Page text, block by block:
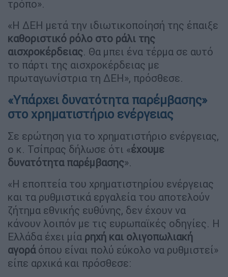
τρόπο».
«Η ΔΕΗ μετά την ιδιωτικοποίησή της έπαιξε
καθοριστικό ρόλο στο ράλι της
αισχροκέρδειας. Θα μπει ένα τέρμα σε αυτό
το πάρτι της αισχροκέρδειας με
πρωταγωνίστρια τη ΔΕΗ», πρόσθεσε.
«Υπάρχει δυνατότητα παρέμβασης»
στο χρηματιστήριο ενέργειας
Σε ερώτηση για το χρηματιστήριο ενέργειας,
ο κ. Τσίπρας δήλωσε ότι «έχουμε
δυνατότητα παρέμβασης».
«Η εποπτεία του χρηματιστηρίου ενέργειας
και τα ρυθμιστικά εργαλεία του αποτελούν
ζήτημα εθνικής ευθύνης, δεν έχουν να
κάνουν λοιπόν με τις ευρωπαϊκές οδηγίες. Η
Ελλάδα έχει μία ρηχή και ολιγοπωλιακή
αγοράόπου είναι πολύ εύκολο να ρυθμιστεί»
είπε αρχικά και πρόσθεσε: